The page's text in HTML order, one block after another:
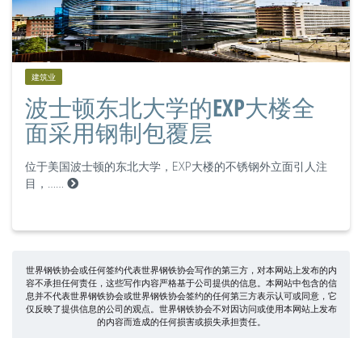
建筑业
波士顿东北大学的EXP大楼全
面采用钢制包覆层
位于美国波士顿的东北大学，EXP大楼的不锈钢外立面引人注
目，……
世界钢铁协会或任何签约代表世界钢铁协会写作的第三方，对本网站上发布的内
容不承担任何责任，这些写作内容严格基于公司提供的信息。本网站中包含的信
息并不代表世界钢铁协会或世界钢铁协会签约的任何第三方表示认可或同意，它
仅反映了提供信息的公司的观点。世界钢铁协会不对因访问或使用本网站上发布
的内容而造成的任何损害或损失承担责任。